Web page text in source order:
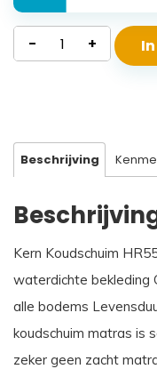
Waterdicht
Koudschuim
- +
Beschrijving
Kern Koudschuim
waterdichte bekleding
alle bodems
koudschuim matras is
zeker geen zacht